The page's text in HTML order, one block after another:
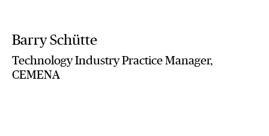
Barry Schütte
Technology Industry Practice Manager,
CEMENA